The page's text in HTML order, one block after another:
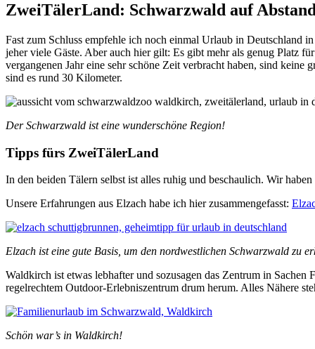
ZweiTälerLand: Schwarzwald auf
Fast zum Schluss empfehle ich noch einmal Urlaub in Deutschland
jeher viele Gäste. Aber auch hier gilt: Es gibt mehr als genug Platz
vergangenen Jahr eine sehr schöne Zeit verbracht haben, sind
sind es rund 30 Kilometer.
Der Schwarzwald ist eine wunderschöne Region!
Tipps fürs ZweiTälerLand
In den beiden Tälern selbst ist alles ruhig und beschaulich. Wir
Unsere Erfahrungen aus Elzach habe ich hier zusammengefasst:
Elzach ist eine gute Basis, um den nordwestlichen Schwarzwald zu
Waldkirch ist etwas lebhafter und sozusagen das Zentrum in
regelrechtem Outdoor-Erlebniszentrum drum herum. Alles Nähere
Schön war’s in Waldkirch!